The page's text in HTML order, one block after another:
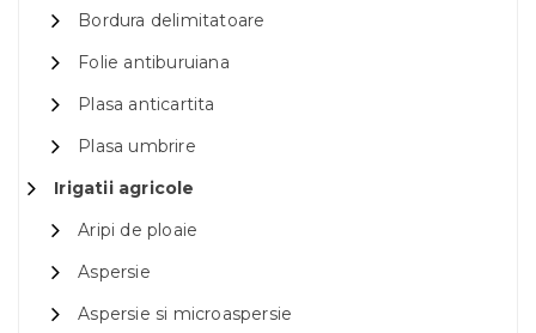
Bordura delimitatoare
Folie antiburuiana
Plasa anticartita
Plasa umbrire
Irigatii agricole
Aripi de ploaie
Aspersie
Aspersie si microaspersie